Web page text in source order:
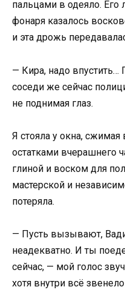
пальцами в одеяло. Его
фонаря казалось
и эта дрожь
— Кира, надо впустить…
соседи же сейчас
не поднимая глаз.
Я стояла у окна,
остатками вчерашнего
глиной и воском для
мастерской и
потеряла.
— Пусть вызывают,
неадекватно. И ты
сейчас, — мой голос
хотя внутри всё